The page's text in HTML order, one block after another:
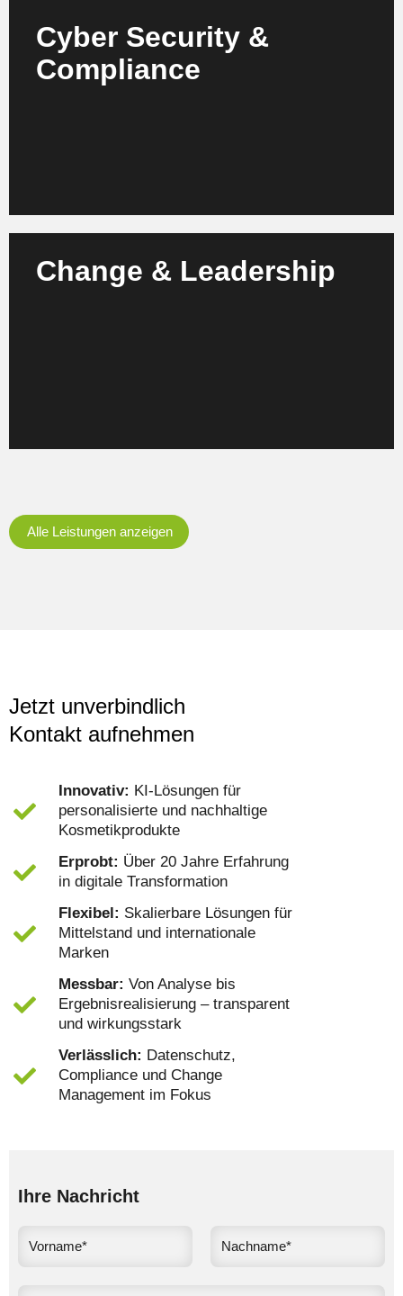
Cyber Security &
Compliance
Sichern Sie Daten, Prozesse und
Produktionssysteme – mit KI-gesteuerter Security
sowie automatisierter Compliance und
Change & Leadership
Alle Leistungen anzeigen
Jetzt unverbindlich
Kontakt aufnehmen
Innovativ: KI-Lösungen für
personalisierte und nachhaltige
Kosmetikprodukte
Erprobt: Über 20 Jahre Erfahrung
in digitale Transformation
Flexibel: Skalierbare Lösungen für
Mittelstand und internationale
Marken
Messbar: Von Analyse bis
Ergebnisrealisierung – transparent
und wirkungsstark
Verlässlich: Datenschutz,
Compliance und Change
Management im Fokus
Ihre Nachricht